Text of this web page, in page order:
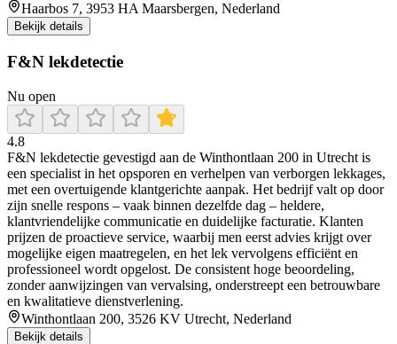
Haarbos 7, 3953 HA Maarsbergen, Nederland
Bekijk details
F&N lekdetectie
Nu open
4.8
F&N lekdetectie gevestigd aan de Winthontlaan 200 in Utrecht is
een specialist in het opsporen en verhelpen van verborgen lekkages,
met een overtuigende klantgerichte aanpak. Het bedrijf valt op door
zijn snelle respons – vaak binnen dezelfde dag – heldere,
klantvriendelijke communicatie en duidelijke facturatie. Klanten
prijzen de proactieve service, waarbij men eerst advies krijgt over
mogelijke eigen maatregelen, en het lek vervolgens efficiënt en
professioneel wordt opgelost. De consistent hoge beoordeling,
zonder aanwijzingen van vervalsing, onderstreept een betrouwbare
en kwalitatieve dienstverlening.
Winthontlaan 200, 3526 KV Utrecht, Nederland
Bekijk details